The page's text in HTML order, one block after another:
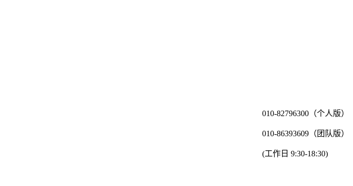
010-82796300（个人版）
010-86393609（团队版）
(工作日 9:30-18:30)